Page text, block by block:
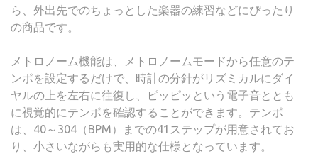
ら、外出先でのちょっとした楽器の練習などにぴったり
の商品です。
メトロノーム機能は、メトロノームモードから任意のテ
ンポを設定するだけで、時計の分針がリズミカルにダイ
ヤルの上を左右に往復し、ピッピッという電子音ととも
に視覚的にテンポを確認することができます。テンポ
は、40～304（BPM）までの41ステップが用意されてお
り、小さいながらも実用的な仕様となっています。